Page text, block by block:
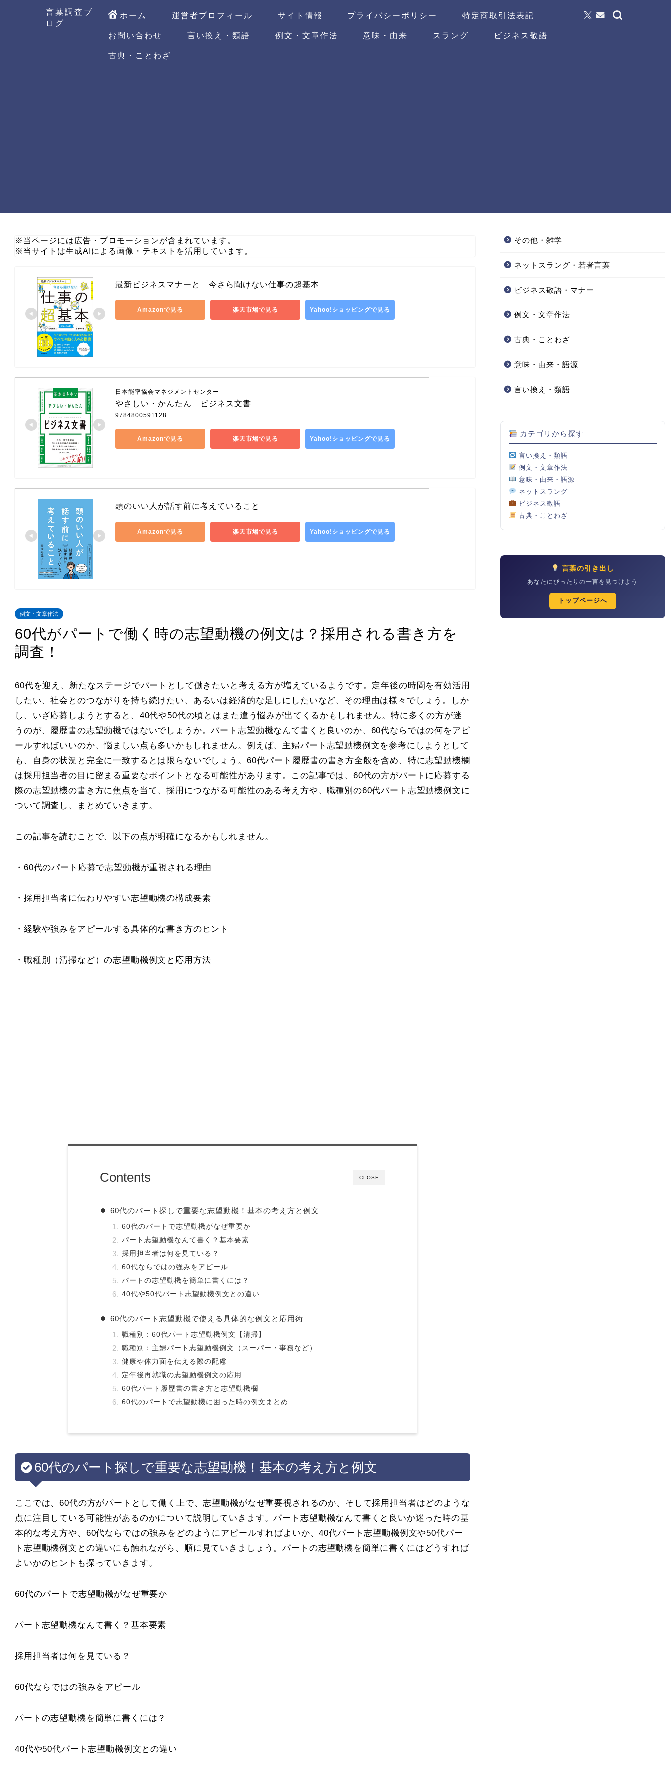
言葉調査ブ
ログ
ホーム 運営者プロフィール サイト情報 プライバシーポリシー
特定商取引法表記
お問い合わせ
言い換え・類語 例文・文章作法 意味・由来 スラング
ビジネス敬語
古典・ことわざ
※当ページには広告・プロモーションが含まれています。
※当サイトは生成AIによる画像・テキストを活用しています。
最新ビジネスマナーと　今さら聞けない仕事の超基本
Amazonで見る 楽天市場で見る Yahoo!ショッピングで見る
日本能率協会マネジメントセンター
やさしい・かんたん　ビジネス文書
9784800591128
Amazonで見る 楽天市場で見る Yahoo!ショッピングで見る
頭のいい人が話す前に考えていること
Amazonで見る 楽天市場で見る Yahoo!ショッピングで見る
例文・文章作法
60代がパートで働く時の志望動機の例文は？採用される書き方を
調査！
60代を迎え、新たなステージでパートとして働きたいと考える方が増えているようです。定年後の時間を有効活用
したい、社会とのつながりを持ち続けたい、あるいは経済的な足しにしたいなど、その理由は様々でしょう。しか
し、いざ応募しようとすると、40代や50代の頃とはまた違う悩みが出てくるかもしれません。特に多くの方が迷
うのが、履歴書の志望動機ではないでしょうか。パート志望動機なんて書くと良いのか、60代ならではの何をアピ
ールすればいいのか、悩ましい点も多いかもしれません。例えば、主婦パート志望動機例文を参考にしようとして
も、自身の状況と完全に一致するとは限らないでしょう。60代パート履歴書の書き方全般を含め、特に志望動機欄
は採用担当者の目に留まる重要なポイントとなる可能性があります。この記事では、60代の方がパートに応募する
際の志望動機の書き方に焦点を当て、採用につながる可能性のある考え方や、職種別の60代パート志望動機例文に
ついて調査し、まとめていきます。
この記事を読むことで、以下の点が明確になるかもしれません。
・60代のパート応募で志望動機が重視される理由
・採用担当者に伝わりやすい志望動機の構成要素
・経験や強みをアピールする具体的な書き方のヒント
・職種別（清掃など）の志望動機例文と応用方法
CLOSE
Contents
60代のパート探しで重要な志望動機！基本の考え方と例文
60代のパートで志望動機がなぜ重要か
パート志望動機なんて書く？基本要素
採用担当者は何を見ている？
60代ならではの強みをアピール
パートの志望動機を簡単に書くには？
40代や50代パート志望動機例文との違い
60代のパート志望動機で使える具体的な例文と応用術
職種別：60代パート志望動機例文【清掃】
職種別：主婦パート志望動機例文（スーパー・事務など）
健康や体力面を伝える際の配慮
定年後再就職の志望動機例文の応用
60代パート履歴書の書き方と志望動機欄
60代のパートで志望動機に困った時の例文まとめ
60代のパート探しで重要な志望動機！基本の考え方と例文
ここでは、60代の方がパートとして働く上で、志望動機がなぜ重要視されるのか、そして採用担当者はどのような
点に注目している可能性があるのかについて説明していきます。パート志望動機なんて書くと良いか迷った時の基
本的な考え方や、60代ならではの強みをどのようにアピールすればよいか、40代パート志望動機例文や50代パー
ト志望動機例文との違いにも触れながら、順に見ていきましょう。パートの志望動機を簡単に書くにはどうすれば
よいかのヒントも探っていきます。
60代のパートで志望動機がなぜ重要か
パート志望動機なんて書く？基本要素
採用担当者は何を見ている？
60代ならではの強みをアピール
パートの志望動機を簡単に書くには？
40代や50代パート志望動機例文との違い
その他・雑学
ネットスラング・若者言葉
ビジネス敬語・マナー
例文・文章作法
古典・ことわざ
意味・由来・語源
言い換え・類語
カテゴリから探す
言い換え・類語
例文・文章作法
意味・由来・語源
ネットスラング
ビジネス敬語
古典・ことわざ
言葉の引き出し
あなたにぴったりの一言を見つけよう
トップページへ